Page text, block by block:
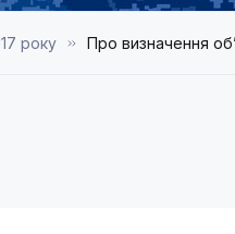
року Про визначення